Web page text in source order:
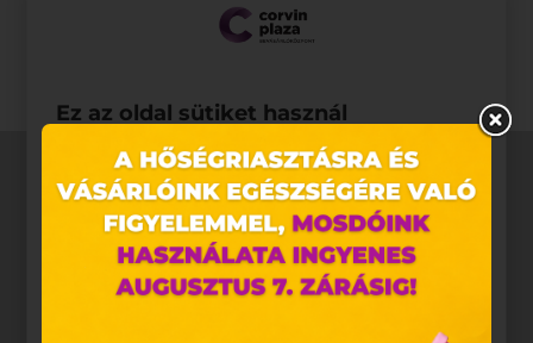
Ez az oldal sütiket használ
Weboldalunkon „cookie"-kat (továbbiakban „süti")
alkalmazunk. Ezek olyan fájlok, melyek információt
tárolnak webes böngészőjében. Ehhez az Ön
hozzájárulása szükséges.
A „sütiket" az elektronikus hírközlésről szóló 2003.